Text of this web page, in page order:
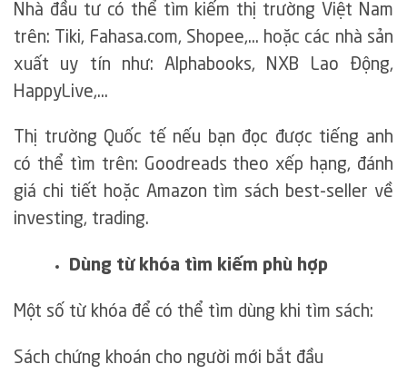
Nhà đầu tư có thể tìm kiếm thị trường Việt Nam
trên: Tiki, Fahasa.com, Shopee,… hoặc các nhà sản
xuất uy tín như: Alphabooks, NXB Lao Động,
HappyLive,…
Thị trường Quốc tế nếu bạn đọc được tiếng anh
có thể tìm trên: Goodreads theo xếp hạng, đánh
giá chi tiết hoặc Amazon tìm sách best-seller về
investing, trading.
Dùng từ khóa tìm kiếm phù hợp
Một số từ khóa để có thể tìm dùng khi tìm sách:
Sách chứng khoán cho người mới bắt đầu